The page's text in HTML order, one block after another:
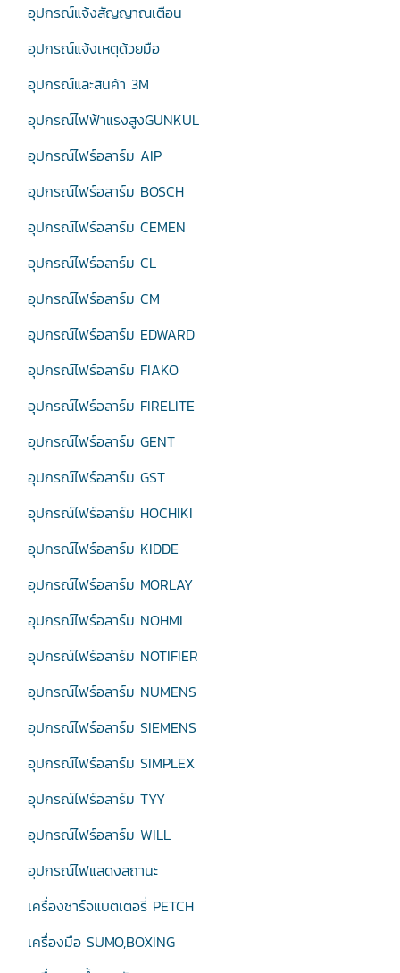
อุปกรณ์แจ้งสัญญาณเตือน
อุปกรณ์แจ้งเหตุด้วยมือ
อุปกรณ์และสินค้า 3M
อุปกรณ์ไฟฟ้าแรงสูงGUNKUL
อุปกรณ์ไฟร์อลาร์ม AIP
อุปกรณ์ไฟร์อลาร์ม BOSCH
อุปกรณ์ไฟร์อลาร์ม CEMEN
อุปกรณ์ไฟร์อลาร์ม CL
อุปกรณ์ไฟร์อลาร์ม CM
อุปกรณ์ไฟร์อลาร์ม EDWARD
อุปกรณ์ไฟร์อลาร์ม FIAKO
อุปกรณ์ไฟร์อลาร์ม FIRELITE
อุปกรณ์ไฟร์อลาร์ม GENT
อุปกรณ์ไฟร์อลาร์ม GST
อุปกรณ์ไฟร์อลาร์ม HOCHIKI
อุปกรณ์ไฟร์อลาร์ม KIDDE
อุปกรณ์ไฟร์อลาร์ม MORLAY
อุปกรณ์ไฟร์อลาร์ม NOHMI
อุปกรณ์ไฟร์อลาร์ม NOTIFIER
อุปกรณ์ไฟร์อลาร์ม NUMENS
อุปกรณ์ไฟร์อลาร์ม SIEMENS
อุปกรณ์ไฟร์อลาร์ม SIMPLEX
อุปกรณ์ไฟร์อลาร์ม TYY
อุปกรณ์ไฟร์อลาร์ม WILL
อุปกรณ์ไฟแสดงสถานะ
เครื่องชาร์จแบตเตอรี่ PETCH
เครื่องมือ SUMO,BOXING